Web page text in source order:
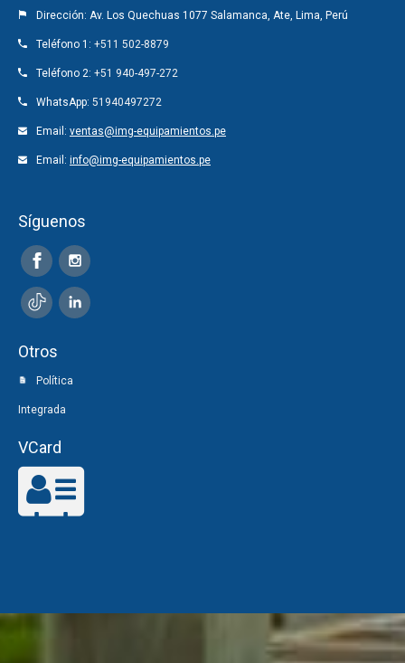
Dirección: Av. Los Quechuas 1077 Salamanca, Ate, Lima, Perú
Teléfono 1: +511 502-8879
Teléfono 2: +51 940-497-272
WhatsApp: 51940497272
Email: ventas@img-equipamientos.pe
Email: info@img-equipamientos.pe
Síguenos
Otros
Política
Integrada
VCard